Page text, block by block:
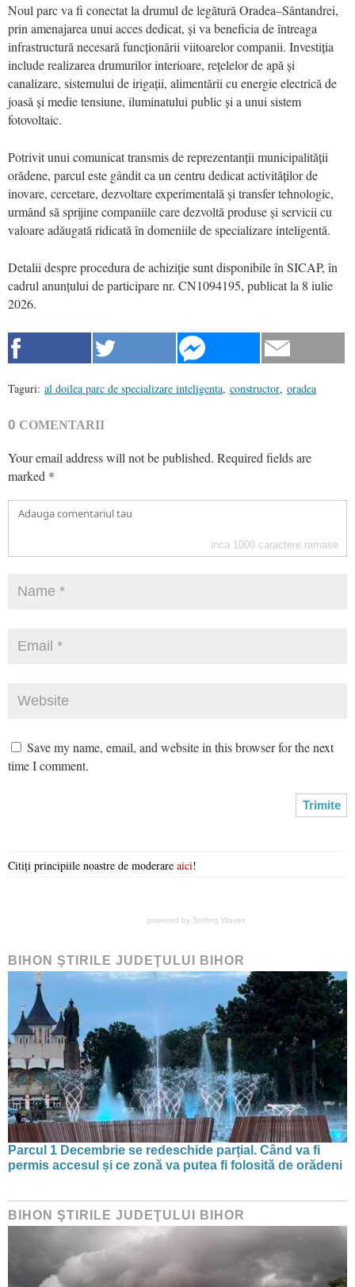
Noul parc va fi conectat la drumul de legătură Oradea–Sântandrei,
prin amenajarea unui acces dedicat, și va beneficia de întreaga
infrastructură necesară funcționării viitoarelor companii. Investiția
include realizarea drumurilor interioare, rețelelor de apă și
canalizare, sistemului de irigații, alimentării cu energie electrică de
joasă și medie tensiune, iluminatului public și a unui sistem
fotovoltaic.
Potrivit unui comunicat transmis de reprezentanții municipalității
orădene, parcul este gândit ca un centru dedicat activităților de
inovare, cercetare, dezvoltare experimentală și transfer tehnologic,
urmând să sprijine companiile care dezvoltă produse și servicii cu
valoare adăugată ridicată în domeniile de specializare inteligentă.
Detalii despre procedura de achiziție sunt disponibile în SICAP, în
cadrul anunțului de participare nr. CN1094195, publicat la 8 iulie
2026.
Taguri: al doilea parc de specializare inteligenta, constructor, oradea
0 COMENTARII
Your email address will not be published. Required fields are
marked *
inca 1000 caractere ramase
Save my name, email, and website in this browser for the next
time I comment.
Citiți principiile noastre de moderare aici!
powered by Surfing Waves
BIHON ŞTIRILE JUDEŢULUI BIHOR
Parcul 1 Decembrie se redeschide parțial. Când va fi
permis accesul și ce zonă va putea fi folosită de orădeni
BIHON ŞTIRILE JUDEŢULUI BIHOR